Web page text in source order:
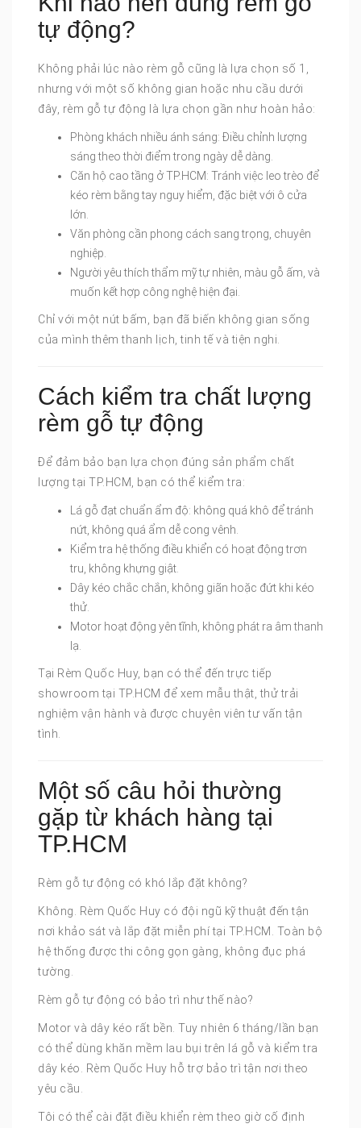
tự động?
Không phải lúc nào rèm gỗ cũng là lựa chọn số 1,
nhưng với một số không gian hoặc nhu cầu dưới
đây, rèm gỗ tự động là lựa chọn gần như hoàn hảo:
Phòng khách nhiều ánh sáng: Điều chỉnh lượng
sáng theo thời điểm trong ngày dễ dàng.
Căn hộ cao tầng ở TP.HCM: Tránh việc leo trèo để
kéo rèm bằng tay nguy hiểm, đặc biệt với ô cửa
lớn.
Văn phòng cần phong cách sang trọng, chuyên
nghiệp.
Người yêu thích thẩm mỹ tự nhiên, màu gỗ ấm, và
muốn kết hợp công nghệ hiện đại.
Chỉ với một nút bấm, bạn đã biến không gian sống
của mình thêm thanh lịch, tinh tế và tiện nghi.
Cách kiểm tra chất lượng
rèm gỗ tự động
Để đảm bảo bạn lựa chọn đúng sản phẩm chất
lượng tại TP.HCM, bạn có thể kiểm tra:
Lá gỗ đạt chuẩn ẩm độ: không quá khô để tránh
nứt, không quá ẩm dễ cong vênh.
Kiểm tra hệ thống điều khiển có hoạt động trơn
tru, không khựng giật.
Dây kéo chắc chắn, không giãn hoặc đứt khi kéo
thử.
Motor hoạt động yên tĩnh, không phát ra âm thanh
lạ.
Tại Rèm Quốc Huy, bạn có thể đến trực tiếp
showroom tại TP.HCM để xem mẫu thật, thử trải
nghiệm vận hành và được chuyên viên tư vấn tận
tình.
Một số câu hỏi thường
gặp từ khách hàng tại
TP.HCM
Rèm gỗ tự động có khó lắp đặt không?
Không. Rèm Quốc Huy có đội ngũ kỹ thuật đến tận
nơi khảo sát và lắp đặt miễn phí tại TP.HCM. Toàn bộ
hệ thống được thi công gọn gàng, không đục phá
tường.
Rèm gỗ tự động có bảo trì như thế nào?
Motor và dây kéo rất bền. Tuy nhiên 6 tháng/lần bạn
có thể dùng khăn mềm lau bụi trên lá gỗ và kiểm tra
dây kéo. Rèm Quốc Huy hỗ trợ bảo trì tận nơi theo
yêu cầu.
Tôi có thể cài đặt điều khiển rèm theo giờ cố định